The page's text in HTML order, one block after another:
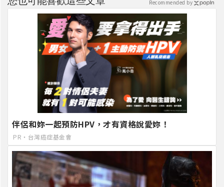
伴侶和妳一起預防HPV，才有資格說愛妳！
PR・台灣癌症基金會
Recommended by